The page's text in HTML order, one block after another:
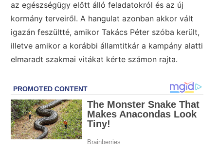
az egészségügy előtt álló feladatokról és az új
kormány terveiről. A hangulat azonban akkor vált
igazán feszültté, amikor Takács Péter szóba került,
illetve amikor a korábbi államtitkár a kampány alatti
elmaradt szakmai vitákat kérte számon rajta.